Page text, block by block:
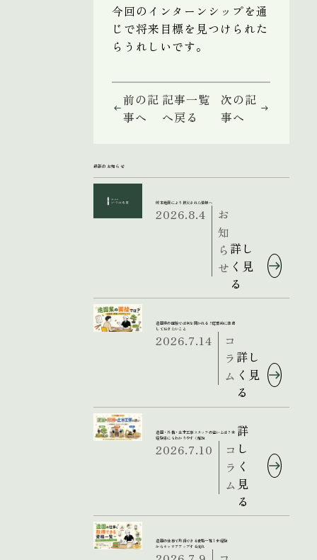
今回のインターンシップを通
じで将来目標を見つけられた
らうれしいです。
前の記
事へ
記事一覧
へ戻る
次の記
事へ
最新のお知らせ
熊本地震により被災された皆様へ
2026.8.4
お
知
ら
せ
詳し
く見
る
造園業の面接では何を聞かれる？応募前に準備
しておきたいこと
2026.7.14
コ
ラ
ム
詳し
く見
る
造園・外構・土木工事スタッフの違いとは？未
経験者にもわかりやすく解説
2026.7.10
コ
ラ
ム
詳
し
く
見
る
造園の仕事で取得できる資格一覧｜未経験
からキャリアアップする流れ